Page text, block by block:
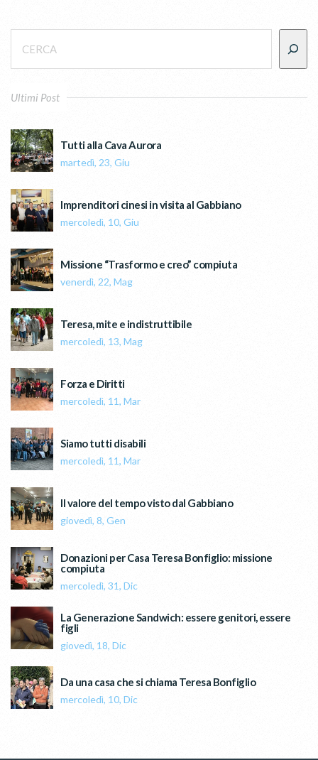
Ultimi Post
Tutti alla Cava Aurora
martedì, 23, Giu
Imprenditori cinesi in visita al Gabbiano
mercoledì, 10, Giu
Missione “Trasformo e creo” compiuta
venerdì, 22, Mag
Teresa, mite e indistruttibile
mercoledì, 13, Mag
Forza e Diritti
mercoledì, 11, Mar
Siamo tutti disabili
mercoledì, 11, Mar
Il valore del tempo visto dal Gabbiano
giovedì, 8, Gen
Donazioni per Casa Teresa Bonfiglio: missione
compiuta
mercoledì, 31, Dic
La Generazione Sandwich: essere genitori, essere
figli
giovedì, 18, Dic
Da una casa che si chiama Teresa Bonfiglio
mercoledì, 10, Dic